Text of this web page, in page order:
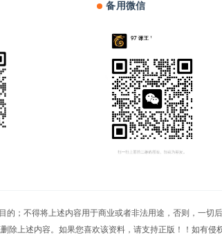
备用微信
；不得将上述内容用于商业或者非法用途，否则，一
除上述内容。如果您喜欢该资料，请支持正版！！如有侵